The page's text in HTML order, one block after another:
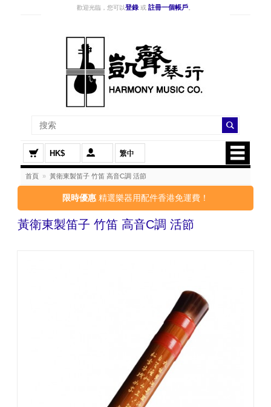
歡迎光臨，您可以登錄 或 註冊一個帳戶
HK$
首頁 » 黃衛東製笛子 竹笛 高音C調 活節
限時優惠 精選樂器用配件香港免運費！
黃衛東製笛子 竹笛 高音C調 活節